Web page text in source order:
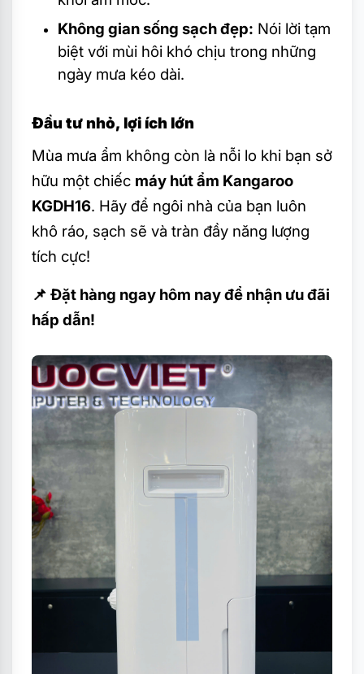
Không gian sống sạch đẹp: Nói lời tạm
biệt với mùi hôi khó chịu trong những
ngày mưa kéo dài.
Đầu tư nhỏ, lợi ích lớn
Mùa mưa ẩm không còn là nỗi lo khi bạn sở
hữu một chiếc máy hút ẩm Kangaroo
KGDH16. Hãy để ngôi nhà của bạn luôn
khô ráo, sạch sẽ và tràn đầy năng lượng
tích cực!
📌 Đặt hàng ngay hôm nay để nhận ưu đãi
hấp dẫn!